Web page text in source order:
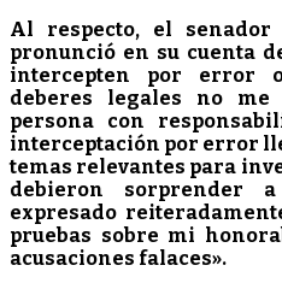
Al respecto, el
pronunció en su cuenta
intercepten por error
deberes legales no me
persona con
interceptación por error
temas relevantes para
debieron sorprender
expresado
pruebas sobre mi
acusaciones falaces».